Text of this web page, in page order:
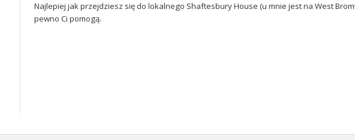
Najlepiej jak przejdziesz się do lokalnego Shaftesbury House (u mnie jest na West
pewno Ci pomogą.